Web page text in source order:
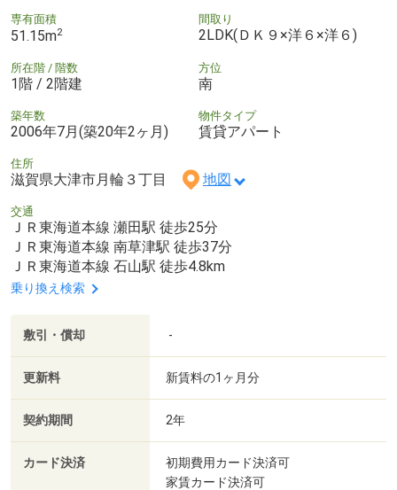
専有面積
51.15m2
間取り
2LDK(ＤＫ９×洋６×洋６)
所在階 / 階数
1階 / 2階建
方位
南
築年数
2006年7月(築20年2ヶ月)
物件タイプ
賃貸アパート
住所
滋賀県大津市月輪３丁目 地図
交通
ＪＲ東海道本線 瀬田駅 徒歩25分
ＪＲ東海道本線 南草津駅 徒歩37分
ＪＲ東海道本線 石山駅 徒歩4.8km
乗り換え検索
敷引・償却 -
更新料 新賃料の1ヶ月分
契約期間 2年
カード決済
初期費用カード決済可
家賃カード決済可